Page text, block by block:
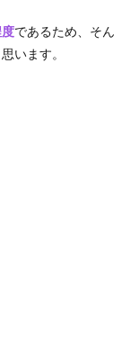
度であるため、そん
います。